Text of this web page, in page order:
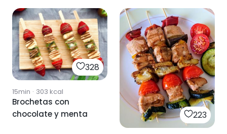
328
15min · 303 kcal
Brochetas con
chocolate y menta
223